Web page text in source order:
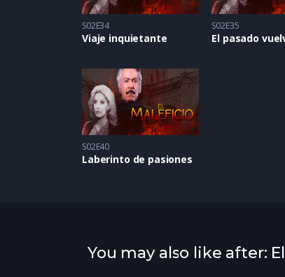
S02E34
Viaje inquietante
S02E35
S02E40
Laberinto de pasiones
You may also like after: